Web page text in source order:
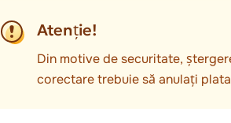
Atenție!
Din motive de securitate,
corectare trebuie să anulați